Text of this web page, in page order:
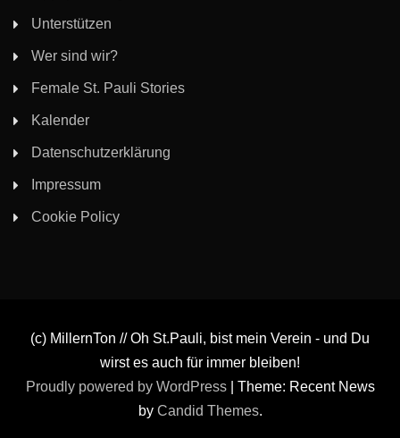
Unterstützen
Wer sind wir?
Female St. Pauli Stories
Kalender
Datenschutzerklärung
Impressum
Cookie Policy
(c) MillernTon // Oh St.Pauli, bist mein Verein - und Du
wirst es auch für immer bleiben!
Proudly powered by WordPress
Theme: Recent News
by Candid Themes.